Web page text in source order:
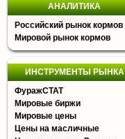
АНАЛИТИКА
Российский рынок кормов
Мировой рынок кормов
ИНСТРУМЕНТЫ РЫНКА
ФуражСТАТ
Мировые биржи
Мировые цены
Цены на масличные